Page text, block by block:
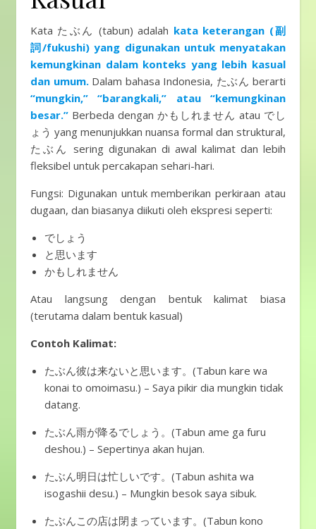
Kata たぶん (tabun) adalah kata keterangan (副
詞/fukushi) yang digunakan untuk menyatakan
kemungkinan dalam konteks yang lebih kasual
dan umum. Dalam bahasa Indonesia, たぶん berarti
“mungkin,” “barangkali,” atau “kemungkinan
besar.” Berbeda dengan かもしれません atau でし
ょう yang menunjukkan nuansa formal dan struktural,
たぶん sering digunakan di awal kalimat dan lebih
fleksibel untuk percakapan sehari-hari.
Fungsi: Digunakan untuk memberikan perkiraan atau
dugaan, dan biasanya diikuti oleh ekspresi seperti:
でしょう
と思います
かもしれません
Atau langsung dengan bentuk kalimat biasa
(terutama dalam bentuk kasual)
Contoh Kalimat:
たぶん彼は来ないと思います。(Tabun kare wa
konai to omoimasu.) – Saya pikir dia mungkin tidak
datang.
たぶん雨が降るでしょう。(Tabun ame ga furu
deshou.) – Sepertinya akan hujan.
たぶん明日は忙しいです。(Tabun ashita wa
isogashii desu.) – Mungkin besok saya sibuk.
たぶんこの店は閉まっています。(Tabun kono